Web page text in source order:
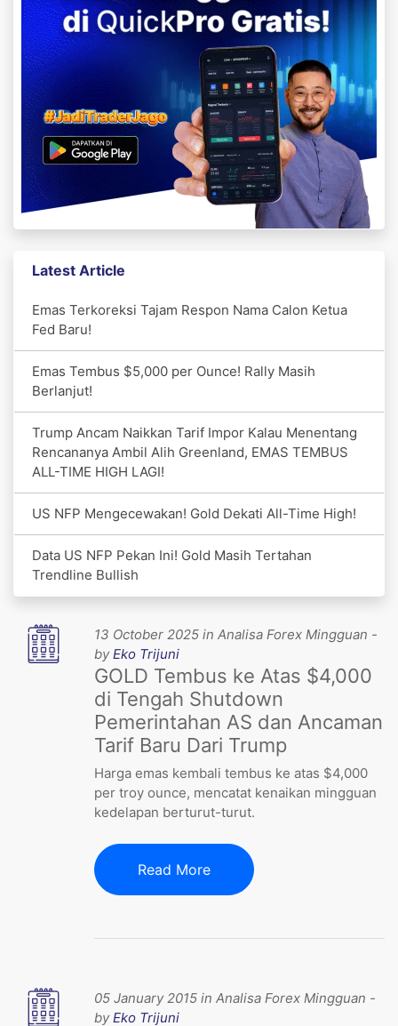
Latest Article
Emas Terkoreksi Tajam Respon Nama Calon Ketua
Fed Baru!
Emas Tembus $5,000 per Ounce! Rally Masih
Berlanjut!
Trump Ancam Naikkan Tarif Impor Kalau Menentang
Rencananya Ambil Alih Greenland, EMAS TEMBUS
ALL-TIME HIGH LAGI!
US NFP Mengecewakan! Gold Dekati All-Time High!
Data US NFP Pekan Ini! Gold Masih Tertahan
Trendline Bullish
13 October 2025 in Analisa Forex Mingguan -
byEko Trijuni
GOLD Tembus ke Atas $4,000
di Tengah Shutdown
Pemerintahan AS dan Ancaman
Tarif Baru Dari Trump
Harga emas kembali tembus ke atas $4,000
per troy ounce, mencatat kenaikan mingguan
kedelapan berturut-turut.
Read More
05 January 2015 in Analisa Forex Mingguan -
byEko Trijuni